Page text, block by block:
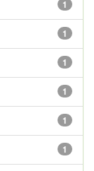
1
1
1
1
1
1